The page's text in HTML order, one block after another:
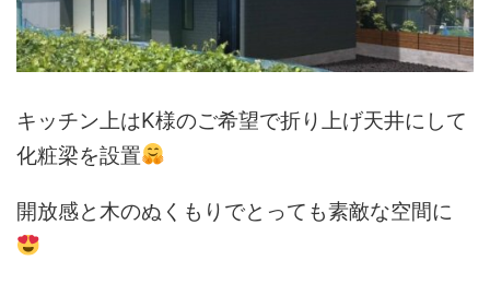
キッチン上はK様のご希望で折り上げ天井にして
化粧梁を設置
開放感と木のぬくもりでとっても素敵な空間に